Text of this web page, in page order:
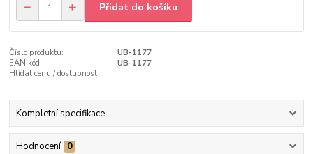
Přidat do košíku
Číslo produktu:
UB-1177
EAN kód:
UB-1177
Hlídat cenu / dostupnost
Kompletní specifikace
Hodnocení 0